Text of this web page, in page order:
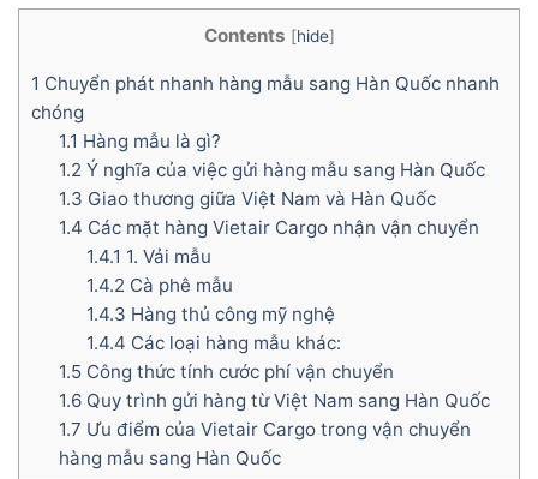
Contents [hide]
1 Chuyển phát nhanh hàng mẫu sang Hàn Quốc nhanh
chóng
1.1 Hàng mẫu là gì?
1.2 Ý nghĩa của việc gửi hàng mẫu sang Hàn Quốc
1.3 Giao thương giữa Việt Nam và Hàn Quốc
1.4 Các mặt hàng Vietair Cargo nhận vận chuyển
1.4.1 1. Vải mẫu
1.4.2 Cà phê mẫu
1.4.3 Hàng thủ công mỹ nghệ
1.4.4 Các loại hàng mẫu khác:
1.5Công thức tính cước phí vận chuyển
1.6Quy trình gửi hàng từ Việt Nam sang Hàn Quốc
1.7 Ưu điểm của Vietair Cargo trong vận chuyển
hàng mẫu sang Hàn Quốc